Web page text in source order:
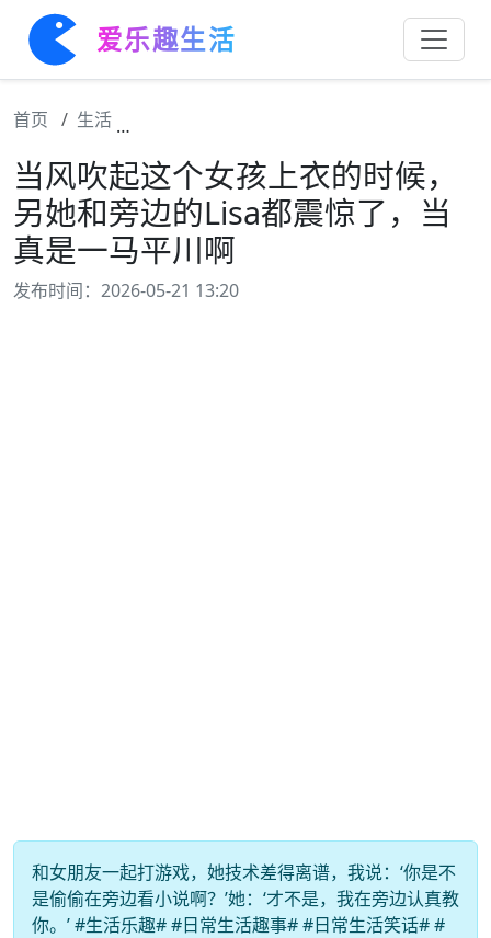
爱乐趣生活
首页 生活
当风吹起这个女孩上衣的时候，
另她和旁边的Lisa都震惊了，当
真是一马平川啊
发布时间：2026-05-21 13:20
和女朋友一起打游戏，她技术差得离谱，我说：‘你是不
是偷偷在旁边看小说啊？’她：‘才不是，我在旁边认真教
你。’ #生活乐趣# #日常生活趣事# #日常生活笑话# #